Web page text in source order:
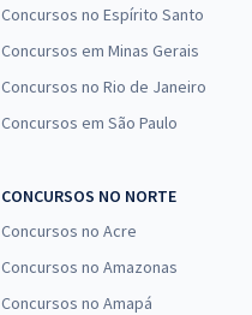
Concursos no Espírito Santo
Concursos em Minas Gerais
Concursos no Rio de Janeiro
Concursos em São Paulo
CONCURSOS NO NORTE
Concursos no Acre
Concursos no Amazonas
Concursos no Amapá